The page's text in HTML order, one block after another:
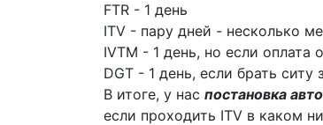
FTR - 1 день
ITV - пару дней - несколько
IVTM - 1 день, но если оплата
DGT - 1 день, если брать
В итоге, у нас постановка
если проходить ITV в каком